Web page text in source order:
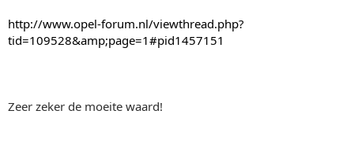
http://www.opel-forum.nl/viewthread.php?
tid=109528&amp;page=1#pid1457151
Zeer zeker de moeite waard!